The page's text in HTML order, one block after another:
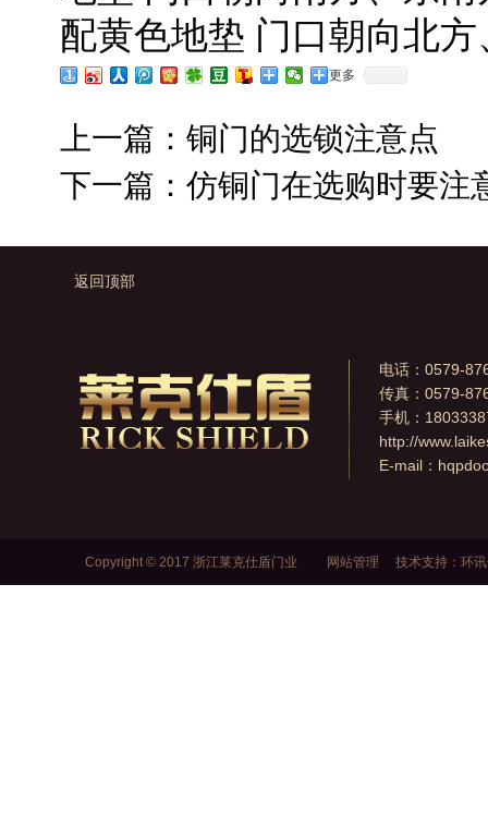
配黄色地垫 门口朝向北
更多
上一篇： 铜门的选锁注意点
下一篇： 仿铜门在选购时要注
返回顶部
电话：0579-
传真：0579-
手机：
http://
E-mail：
Copyright © 2017 浙江莱克仕盾门业 网站管理 技术支持： 环